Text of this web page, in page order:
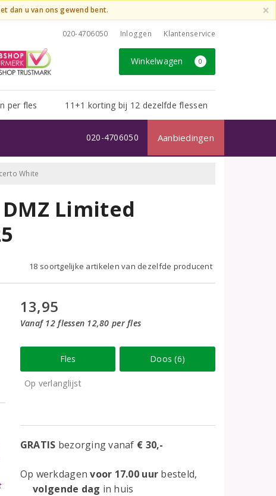
dan u van ons gewend bent. ×
020-4706050 Inloggen Klantenservice
Winkelwagen 0
per fles 11+1 korting bij 12 dezelfde flessen
Aanbiedingen
020-4706050
White
Limited
18 soortgelijke artikelen van dezelfde producent
13,95
Vanaf 12 flessen 12,80 per fles
Fles Doos (6)
Op verlanglijst
GRATIS bezorging vanaf € 30,-
Op werkdagenvoor 17.00 uur besteld,
volgende dag in huis